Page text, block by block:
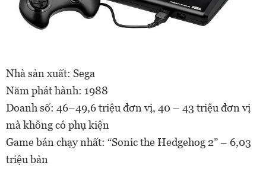
Nhà sản xuất: Sega
Năm phát hành: 1988
Doanh số: 46–49,6 triệu đơn vị, 40 – 43 triệu đơn vị
mà không có phụ kiện
Game bán chạy nhất: “Sonic the Hedgehog 2” – 6,03
triệu bản